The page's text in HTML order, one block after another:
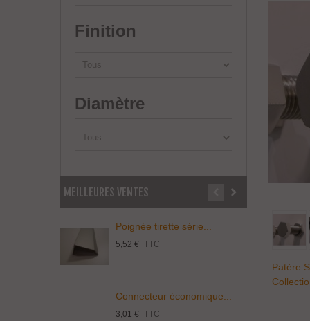
Finition
Diamètre
MEILLEURES VENTES
Poignée tirette série...
5,52 € TTC
Connecteur économique...
3,01 € TTC
Patère